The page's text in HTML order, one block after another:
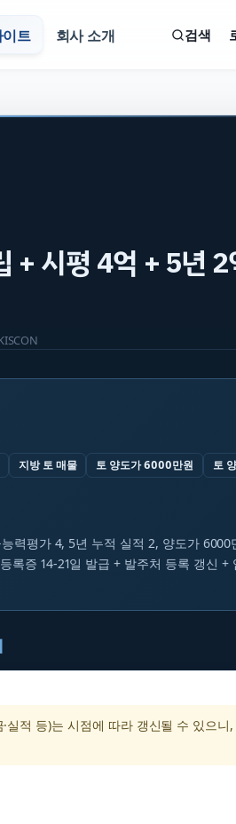
검색
트 회사 소개
+ 시평 4억 + 5년 2
지방 토 매물 토 양도가 6000만원
토
력평가 4, 5년 누적 실적 2, 양도가 6000
록증 14-21일 발급 + 발주처 등록 갱신 +
실적 등)는 시점에 따라 갱신될 수 있으니,